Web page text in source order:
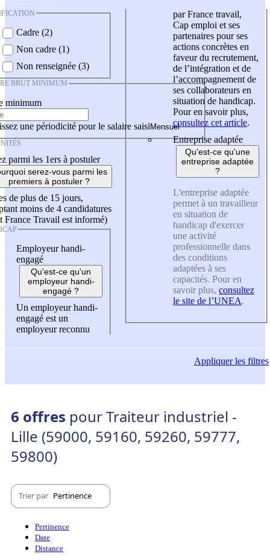
Cadre (2)
Non cadre (1)
Non renseignée (3)
BRUT MINIMUM
minimum
une périodicité pour le salaire saisi
parmi les 1ers à postuler
serez-vous parmi les
premiers à postuler ?
de plus de 15 jours,
moins de 4 candidatures
France Travail est informé)
Employeur handi-
engagé
Qu'est-ce qu'un
employeur handi-
engagé ?
Un employeur handi-
engagé est un
employeur reconnu
par France travail,
Cap emploi et ses
partenaires pour ses
actions concrètes en
faveur du recrutement,
de l’intégration et de
l’accompagnement de
ses collaborateurs en
situation de handicap.
Pour en savoir plus,
consultez cet article.
Entreprise adaptée
Qu'est-ce qu'une
entreprise adaptée
?
L'entreprise adaptée
permet à un travailleur
en situation de
handicap d'exercer
une activité
professionnelle dans
des conditions
adaptées à ses
capacités. Pour en
savoir plus, consultez
le site de l’UNEA.
Appliquerles filtres
6 offres pour Traiteur industriel -
Lille (59000, 59160, 59260, 59777,
59800)
Trier par Pertinence
Pertinence
Date
Distance